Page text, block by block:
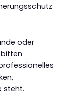
oder
steht.